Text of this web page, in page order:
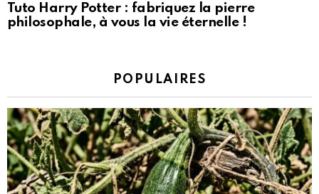
Tuto Harry Potter : fabriquez la pierre
philosophale, à vous la vie éternelle !
POPULAIRES